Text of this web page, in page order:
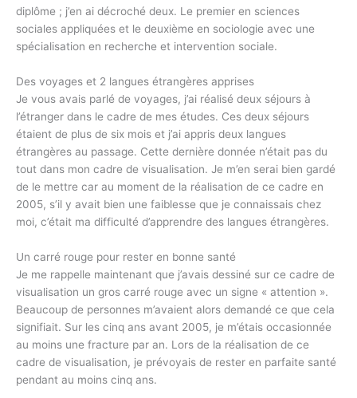
diplôme ; j’en ai décroché deux. Le premier en sciences
sociales appliquées et le deuxième en sociologie avec une
spécialisation en recherche et intervention sociale.
Des voyages et 2 langues étrangères apprises
Je vous avais parlé de voyages, j’ai réalisé deux séjours à
l’étranger dans le cadre de mes études. Ces deux séjours
étaient de plus de six mois et j’ai appris deux langues
étrangères au passage. Cette dernière donnée n’était pas du
tout dans mon cadre de visualisation. Je m’en serai bien gardé
de le mettre car au moment de la réalisation de ce cadre en
2005, s’il y avait bien une faiblesse que je connaissais chez
moi, c’était ma difficulté d’apprendre des langues étrangères.
Un carré rouge pour rester en bonne santé
Je me rappelle maintenant que j’avais dessiné sur ce cadre de
visualisation un gros carré rouge avec un signe « attention ».
Beaucoup de personnes m’avaient alors demandé ce que cela
signifiait. Sur les cinq ans avant 2005, je m’étais occasionnée
au moins une fracture par an. Lors de la réalisation de ce
cadre de visualisation, je prévoyais de rester en parfaite santé
pendant au moins cinq ans.